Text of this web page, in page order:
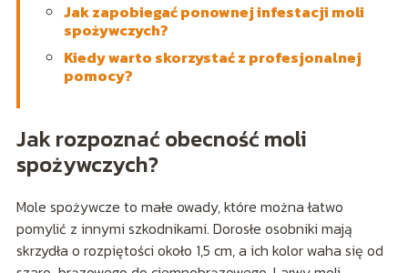
Jak zapobiegać ponownej infestacji moli
spożywczych?
Kiedy warto skorzystać z profesjonalnej
pomocy?
Jak rozpoznać obecność moli
spożywczych?
Mole spożywcze to małe owady, które można łatwo
pomylić z innymi szkodnikami. Dorosłe osobniki mają
skrzydła o rozpiętości około 1,5 cm, a ich kolor waha się od